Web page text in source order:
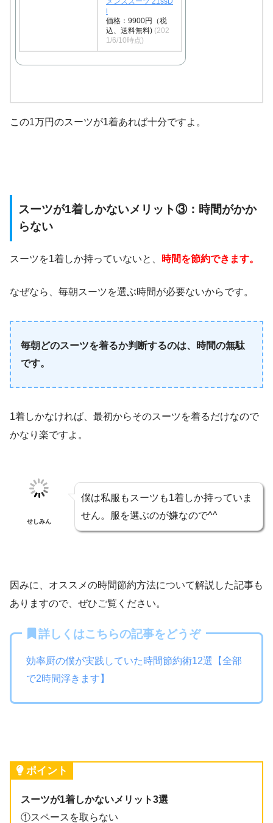
i
価格：9900円（税
込、送料無料) (202
1/6/10時点)
この1万円のスーツが1着あれば十分ですよ。
スーツが1着しかないメリット③：時間がかか
らない
スーツを1着しか持っていないと、 時間を節約できます。
なぜなら、毎朝スーツを選ぶ時間が必要ないからです。
毎朝どのスーツを着るか判断するのは、時間の無駄
です。
1着しかなければ、最初からそのスーツを着るだけなので
かなり楽ですよ。
せしみん
僕は私服もスーツも1着しか持っていま
せん。服を選ぶのが嫌なので^^
因みに、オススメの時間節約方法について解説した記事も
ありますので、ぜひご覧ください。
詳しくはこちらの記事をどうぞ
効率厨の僕が実践していた時間節約術12選【全部
で2時間浮きます】
ポイント
スーツが1着しかないメリット3選
①スペースを取らない